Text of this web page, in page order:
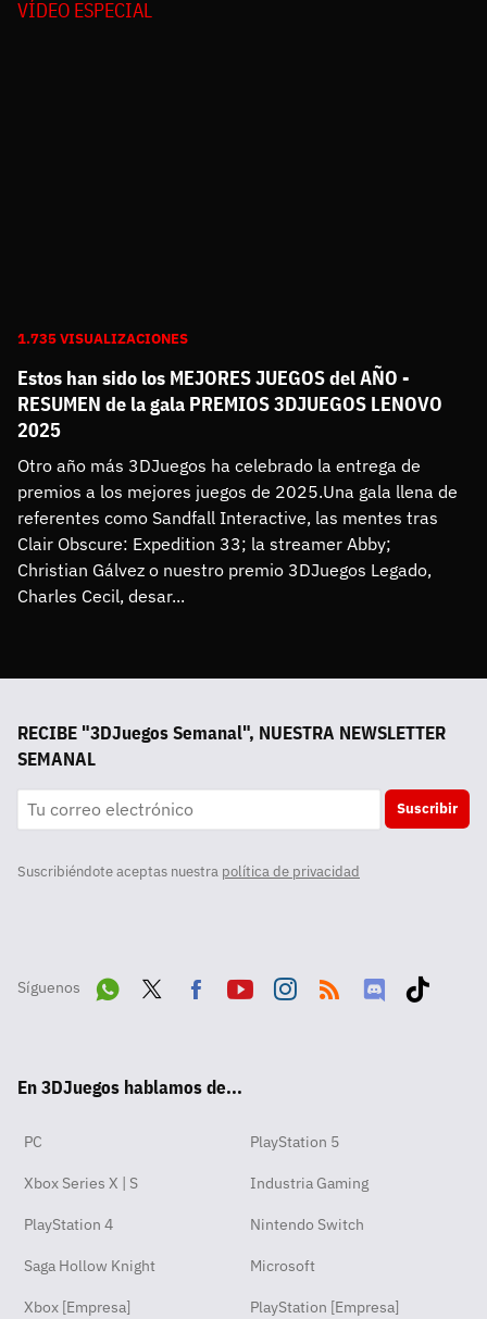
VÍDEO ESPECIAL
1.735 VISUALIZACIONES
Estos han sido los MEJORES JUEGOS del AÑO -
RESUMEN de la gala PREMIOS 3DJUEGOS LENOVO
2025
Otro año más 3DJuegos ha celebrado la entrega de
premios a los mejores juegos de 2025.Una gala llena de
referentes como Sandfall Interactive, las mentes tras
Clair Obscure: Expedition 33; la streamer Abby;
Christian Gálvez o nuestro premio 3DJuegos Legado,
Charles Cecil, desar...
RECIBE "3DJuegos Semanal", NUESTRA NEWSLETTER
SEMANAL
Suscribir
Suscribiéndote aceptas nuestra política de privacidad
Síguenos
pp
ok
En 3DJuegos hablamos de...
PC PlayStation 5
Xbox Series X | S Industria Gaming
PlayStation 4 Nintendo Switch
Saga Hollow Knight Microsoft
Xbox [Empresa] PlayStation [Empresa]